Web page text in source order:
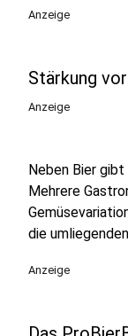
Anzeige
Stärkung
Anzeige
Neben Bier
Mehrere
die
Anzeige